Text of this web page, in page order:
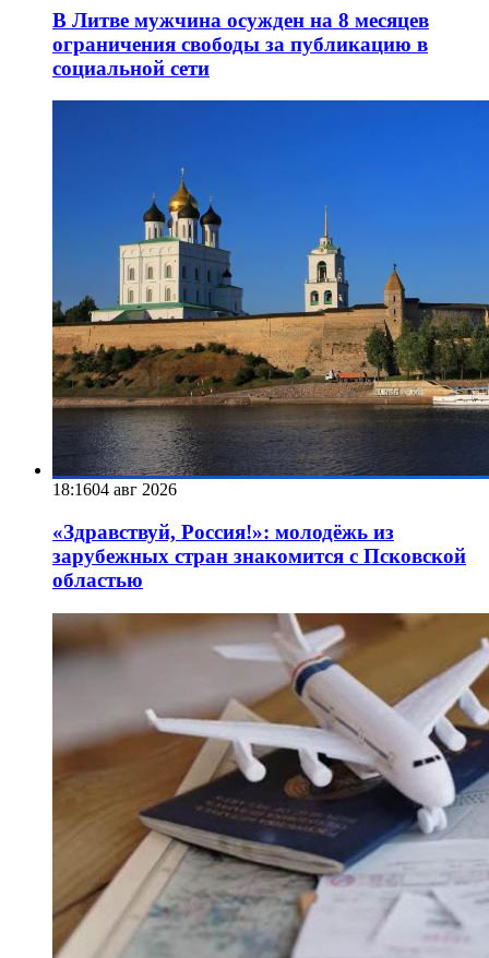
В Литве мужчина осужден на 8 месяцев
ограничения свободы за публикацию в
социальной сети
18:1604 авг 2026
«Здравствуй, Россия!»: молодёжь из
зарубежных стран знакомится с Псковской
областью